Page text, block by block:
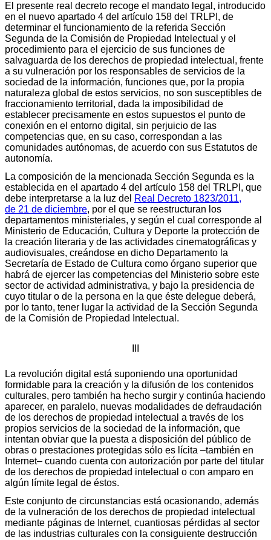
El presente real decreto recoge el mandato legal, introducido
en el nuevo apartado 4 del artículo 158 del TRLPI, de
determinar el funcionamiento de la referida Sección
Segunda de la Comisión de Propiedad Intelectual y el
procedimiento para el ejercicio de sus funciones de
salvaguarda de los derechos de propiedad intelectual, frente
a su vulneración por los responsables de servicios de la
sociedad de la información, funciones que, por la propia
naturaleza global de estos servicios, no son susceptibles de
fraccionamiento territorial, dada la imposibilidad de
establecer precisamente en estos supuestos el punto de
conexión en el entorno digital, sin perjuicio de las
competencias que, en su caso, correspondan a las
comunidades autónomas, de acuerdo con sus Estatutos de
autonomía.
La composición de la mencionada Sección Segunda es la
establecida en el apartado 4 del artículo 158 del TRLPI, que
debe interpretarse a la luz del Real Decreto 1823/2011,
de 21 de diciembre, por el que se reestructuran los
departamentos ministeriales, y según el cual corresponde al
Ministerio de Educación, Cultura y Deporte la protección de
la creación literaria y de las actividades cinematográficas y
audiovisuales, creándose en dicho Departamento la
Secretaría de Estado de Cultura como órgano superior que
habrá de ejercer las competencias del Ministerio sobre este
sector de actividad administrativa, y bajo la presidencia de
cuyo titular o de la persona en la que éste delegue deberá,
por lo tanto, tener lugar la actividad de la Sección Segunda
de la Comisión de Propiedad Intelectual.
La revolución digital está suponiendo una oportunidad
formidable para la creación y la difusión de los contenidos
culturales, pero también ha hecho surgir y continúa haciendo
aparecer, en paralelo, nuevas modalidades de defraudación
de los derechos de propiedad intelectual a través de los
propios servicios de la sociedad de la información, que
intentan obviar que la puesta a disposición del público de
obras o prestaciones protegidas sólo es lícita –también en
Internet– cuando cuenta con autorización por parte del titular
de los derechos de propiedad intelectual o con amparo en
algún límite legal de éstos.
Este conjunto de circunstancias está ocasionando, además
de la vulneración de los derechos de propiedad intelectual
mediante páginas de Internet, cuantiosas pérdidas al sector
de las industrias culturales con la consiguiente destrucción